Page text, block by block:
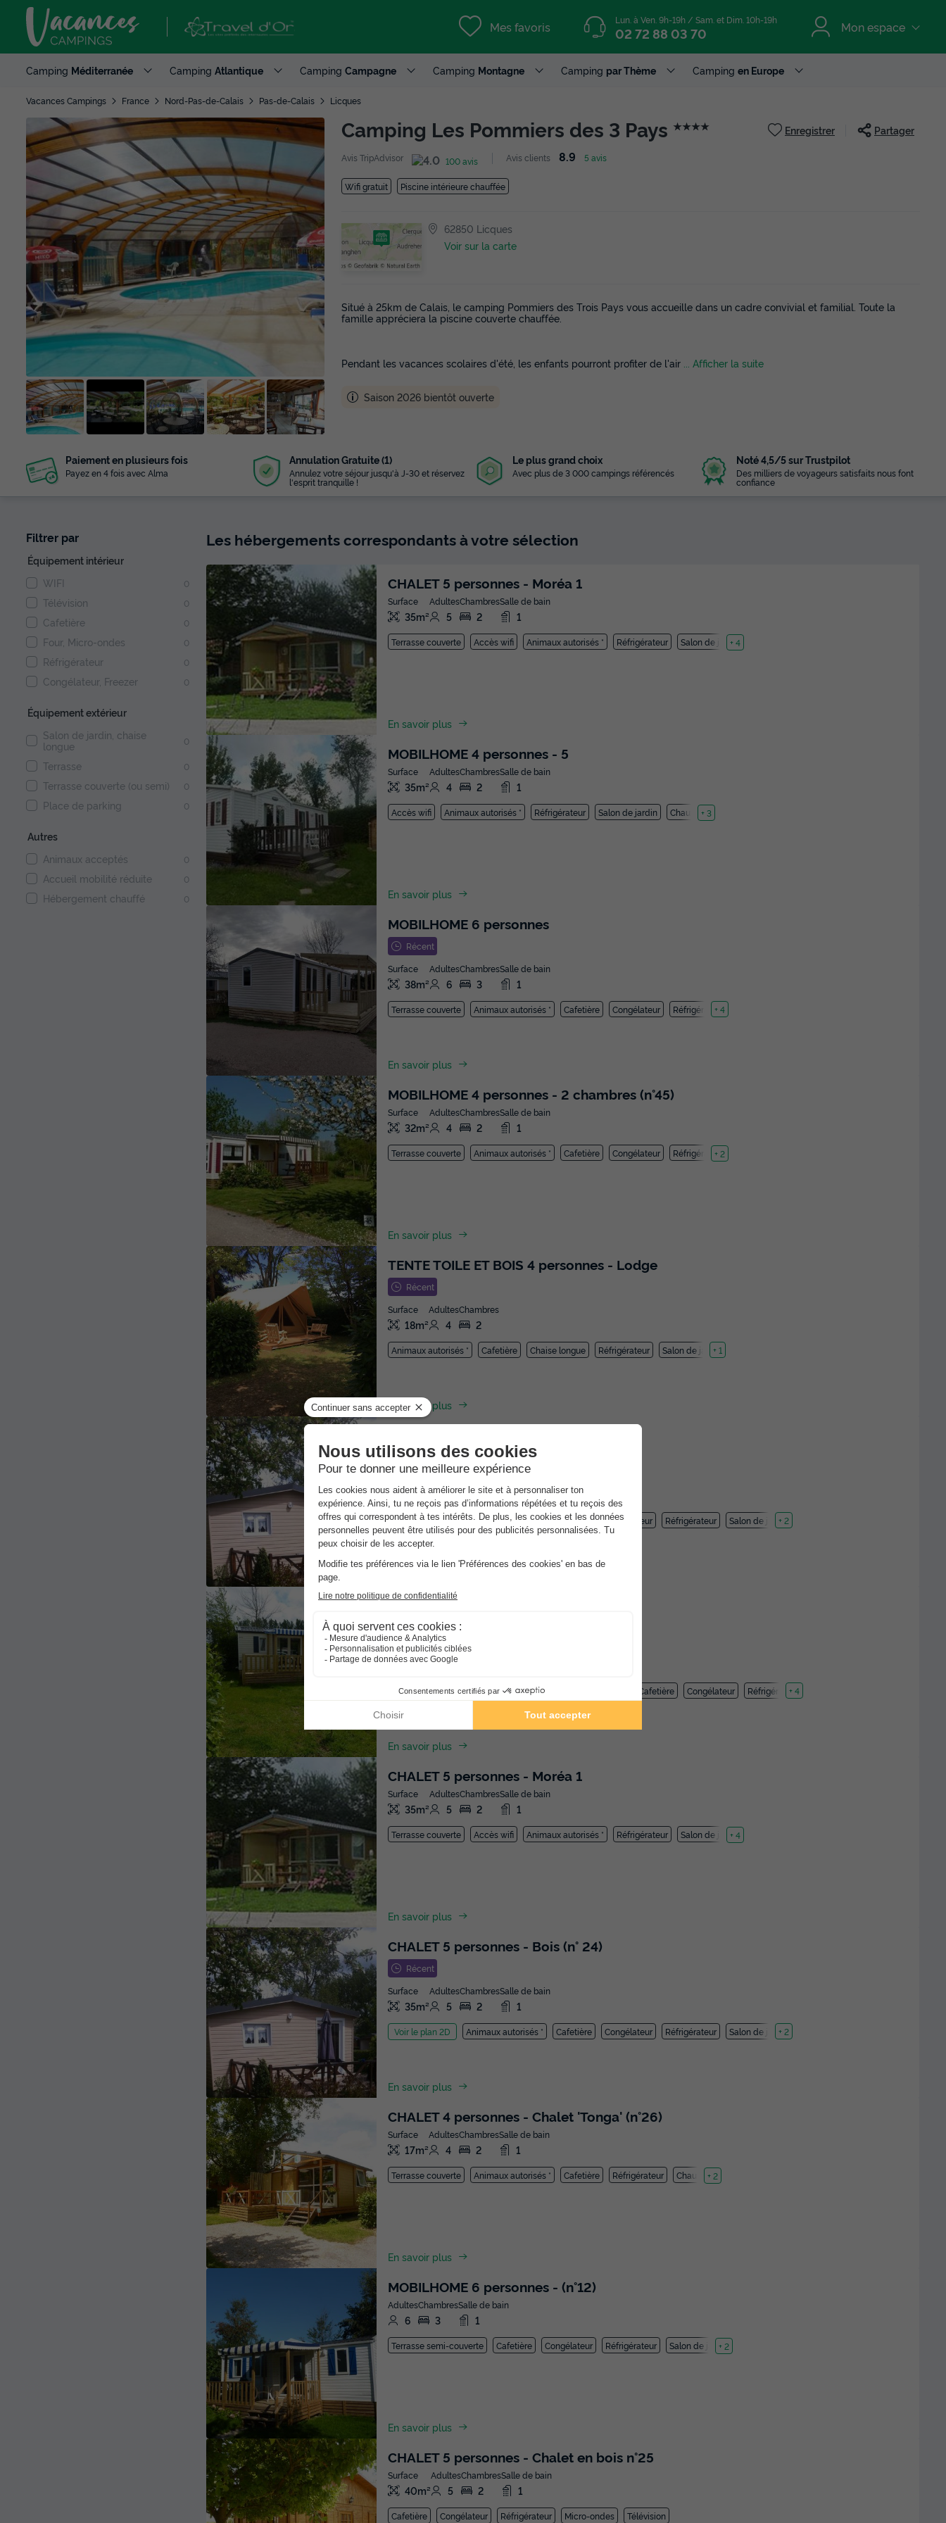
Mes favoris Lun. à Ven. 9h-19h / Sam. et Dim. 10h-19h
02 72 88 03 70 Mon espace
Camping Méditerranée Camping Atlantique Camping Campagne Camping Montagne Camping par Thème Camping en Europe
Vacances Campings France Nord-Pas-de-Calais Pas-de-Calais Licques
+ 26
photos
Camping Les Pommiers des 3 Pays ★★★★ Enregistrer Partager
Avis TripAdvisor 100 avis Avis clients 8.9 5 avis
Wifi gratuit Piscine intérieure chauffée
62850 Licques
Voir sur la carte
Situé à 25km de Calais, le camping Pommiers des Trois Pays vous accueille dans un cadre convivial et familial. Toute la
famille appréciera la piscine couverte chauffée.
Pendant les vacances scolaires d'été, les enfants pourront profiter de l'air ... Afficher la suite
Saison 2026 bientôt ouverte
Paiement en plusieurs fois
Payez en 4 fois avec Alma
Annulation Gratuite (1)
Annulez votre séjour jusqu'à J-30 et réservez
l'esprit tranquille !
Le plus grand choix
Avec plus de 3 000 campings référencés
Noté 4,5/5 sur Trustpilot
Des milliers de voyageurs satisfaits nous font
confiance
Filtrer par
Équipement intérieur
WIFI
0
Télévision 0
Cafetière 0
Four, Micro-ondes 0
Réfrigérateur 0
Congélateur, Freezer 0
Équipement extérieur
Salon de jardin, chaise
longue
0
Terrasse 0
Terrasse couverte (ou semi) 0
Place de parking 0
Autres
Animaux acceptés
0
Accueil mobilité réduite 0
Hébergement chauffé 0
Les hébergements correspondants à votre sélection
CHALET 5 personnes - Moréa 1
Surface
35m²
Adultes
5
Chambres
2
Salle de bain
1
Terrasse couverte Accès wifi Animaux autorisés * Réfrigérateur Salon de jardin
+ 4
En savoir plus
MOBILHOME 4 personnes - 5
Surface
35m²
Adultes
4
Chambres
2
Salle de bain
1
Accès wifi Animaux autorisés * Réfrigérateur Salon de jardin Chauffage
+ 3
En savoir plus
MOBILHOME 6 personnes
Récent
Surface
38m²
Adultes
6
Chambres
3
Salle de bain
1
Terrasse couverte Animaux autorisés * Cafetière Congélateur Réfrigérateur
+ 4
En savoir plus
MOBILHOME 4 personnes - 2 chambres (n°45)
Surface
32m²
Adultes
4
Chambres
2
Salle de bain
1
Terrasse couverte Animaux autorisés * Cafetière Congélateur Réfrigérateur
+ 2
En savoir plus
TENTE TOILE ET BOIS 4 personnes - Lodge
Récent
Surface
18m²
Adultes
4
Chambres
2
Animaux autorisés * Cafetière Chaise longue Réfrigérateur Salon de jardin
+ 1
En savoir plus
Récent
35m² 5
Chambres
2 1
Voir le plan 2D Animaux autorisés * Cafetière Congélateur Réfrigérateur Salon de jardin
+ 2
MOBILHOME 6 personnes - 55
Récent
Surface
33m²
Adultes
6
Chambres
Voir le plan 2D Terrasse couverte Cafetière Congélateur Réfrigérateur
+ 4
En savoir plus
CHALET 5 personnes - Moréa 1
Surface
35m²
Adultes
5
Chambres
2
Salle de bain
1
Terrasse couverte Accès wifi Animaux autorisés * Réfrigérateur Salon de jardin
+ 4
En savoir plus
CHALET 5 personnes - Bois (n° 24)
Récent
Surface
35m²
Adultes
5
Chambres
2
Salle de bain
1
Voir le plan 2D Animaux autorisés * Cafetière Congélateur Réfrigérateur Salon de jardin
+ 2
En savoir plus
CHALET 4 personnes - Chalet 'Tonga' (n°26)
Surface
17m²
Adultes
4
Chambres
2
Salle de bain
1
Terrasse couverte Animaux autorisés * Cafetière Réfrigérateur Chauffage
+ 2
En savoir plus
MOBILHOME 6 personnes - (n°12)
Adultes
6
Chambres
3
Salle de bain
1
Terrasse semi-couverte Cafetière Congélateur Réfrigérateur Salon de jardin
+ 2
En savoir plus
CHALET 5 personnes - Chalet en bois n°25
Surface
40m²
Adultes
5
Chambres
2
Salle de bain
1
Cafetière Congélateur Réfrigérateur Micro-ondes Télévision